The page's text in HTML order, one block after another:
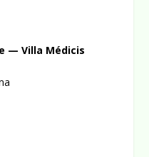
— Villa Médicis